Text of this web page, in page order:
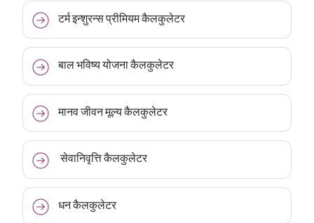
टर्म इन्शुरन्स प्रीमियम कैलकुलेटर
बाल भविष्य योजना कैलकुलेटर
मानव जीवन मूल्य कैलकुलेटर
सेवानिवृत्ति कैलकुलेटर
धन कैलकुलेटर